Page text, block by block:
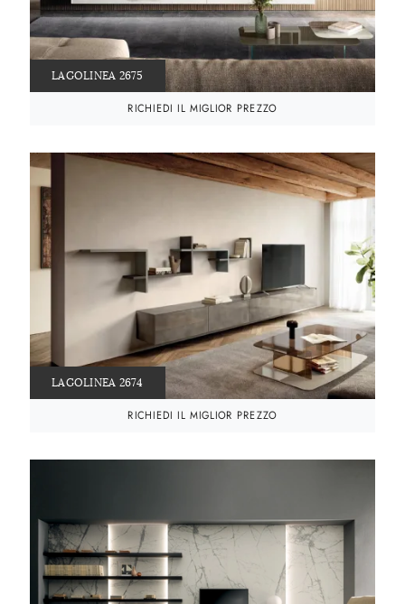
LAGOLINEA 2675
RICHIEDI IL MIGLIOR PREZZO
LAGOLINEA 2674
RICHIEDI IL MIGLIOR PREZZO